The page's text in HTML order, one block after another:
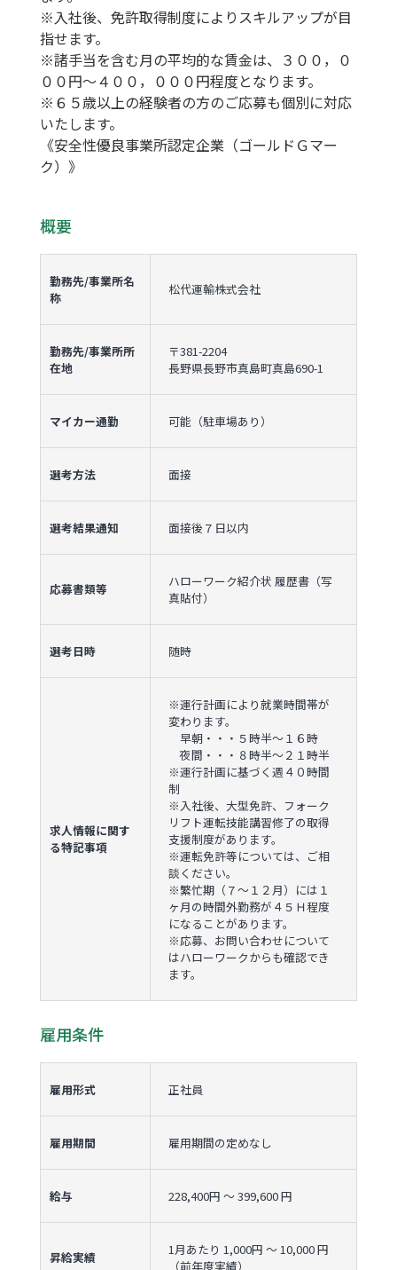
※入社後、免許取得制度によりスキルアップが目
指せます。
※諸手当を含む月の平均的な賃金は、３００，０
００円～４００，０００円程度となります。
※６５歳以上の経験者の方のご応募も個別に対応
いたします。
《安全性優良事業所認定企業（ゴールドＧマー
ク）》
概要
勤務先/事業所名
称
松代運輸株式会社
勤務先/事業所所
在地
〒381-2204
長野県長野市真島町真島690-1
マイカー通勤 可能（駐車場あり）
選考方法 面接
選考結果通知 面接後７日以内
応募書類等
ハローワーク紹介状 履歴書（写
真貼付）
選考日時 随時
求人情報に関す
る特記事項
※運行計画により就業時間帯が
変わります。
早朝・・・５時半〜１６時
夜間・・・８時半〜２１時半
※運行計画に基づく週４０時間
制
※入社後、大型免許、フォーク
リフト運転技能講習修了の取得
支援制度があります。
※運転免許等については、ご相
談ください。
※繁忙期（７〜１２月）には１
ヶ月の時間外勤務が４５Ｈ程度
になることがあります。
※応募、お問い合わせについて
はハローワークからも確認でき
ます。
雇用条件
雇用形式 正社員
雇用期間 雇用期間の定めなし
給与 228,400円 〜 399,600 円
昇給実績
1月あたり 1,000円 〜 10,000 円
（前年度実績）